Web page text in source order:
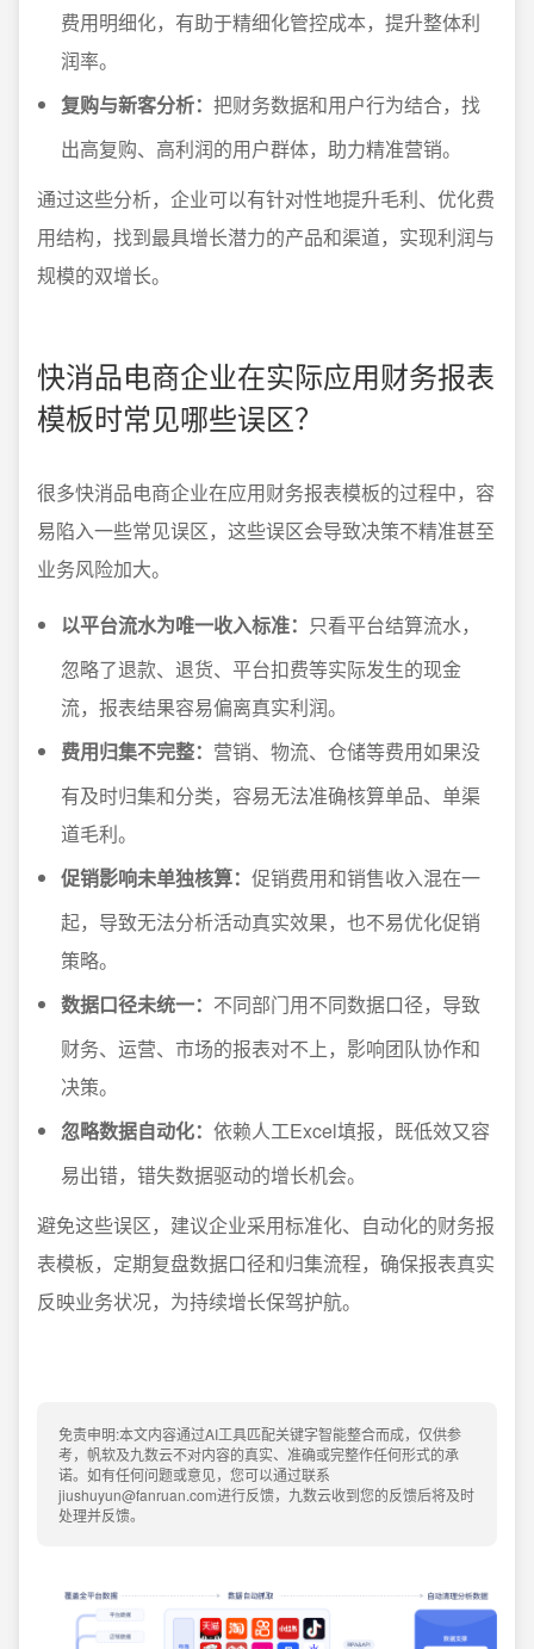
费用明细化，有助于精细化管控成本，提升整体利
润率。
复购与新客分析： 把财务数据和用户行为结合，找
出高复购、高利润的用户群体，助力精准营销。
通过这些分析，企业可以有针对性地提升毛利、优化费
用结构，找到最具增长潜力的产品和渠道，实现利润与
规模的双增长。
快消品电商企业在实际应用财务报表
模板时常见哪些误区？
很多快消品电商企业在应用财务报表模板的过程中，容
易陷入一些常见误区，这些误区会导致决策不精准甚至
业务风险加大。
以平台流水为唯一收入标准： 只看平台结算流水，
忽略了退款、退货、平台扣费等实际发生的现金
流，报表结果容易偏离真实利润。
费用归集不完整： 营销、物流、仓储等费用如果没
有及时归集和分类，容易无法准确核算单品、单渠
道毛利。
促销影响未单独核算： 促销费用和销售收入混在一
起，导致无法分析活动真实效果，也不易优化促销
策略。
数据口径未统一： 不同部门用不同数据口径，导致
财务、运营、市场的报表对不上，影响团队协作和
决策。
忽略数据自动化： 依赖人工Excel填报，既低效又容
易出错，错失数据驱动的增长机会。
避免这些误区，建议企业采用标准化、自动化的财务报
表模板，定期复盘数据口径和归集流程，确保报表真实
反映业务状况，为持续增长保驾护航。
免责申明:本文内容通过AI工具匹配关键字智能整合而成，仅供参
考，帆软及九数云不对内容的真实、准确或完整作任何形式的承
诺。如有任何问题或意见，您可以通过联系
jiushuyun@fanruan.com进行反馈，九数云收到您的反馈后将及时
处理并反馈。